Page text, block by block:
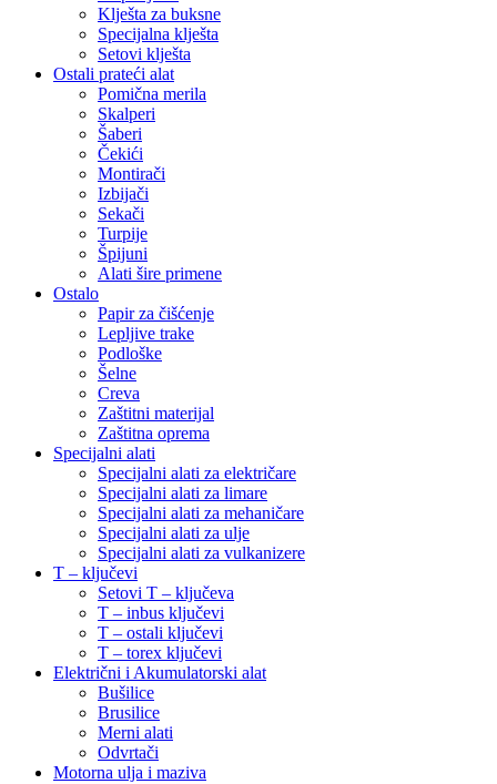
Klješta za buksne
Specijalna klješta
Setovi klješta
Ostali prateći alat
Pomična merila
Skalperi
Šaberi
Čekići
Montirači
Izbijači
Sekači
Turpije
Špijuni
Alati šire primene
Ostalo
Papir za čišćenje
Lepljive trake
Podloške
Šelne
Creva
Zaštitni materijal
Zaštitna oprema
Specijalni alati
Specijalni alati za električare
Specijalni alati za limare
Specijalni alati za mehaničare
Specijalni alati za ulje
Specijalni alati za vulkanizere
T – ključevi
Setovi T – ključeva
T – inbus ključevi
T – ostali ključevi
T – torex ključevi
Električni i Akumulatorski alat
Bušilice
Brusilice
Merni alati
Odvrtači
Motorna ulja i maziva